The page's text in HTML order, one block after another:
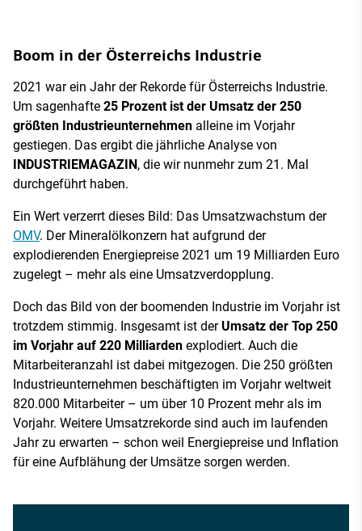
Boom in der Österreichs Industrie
2021 war ein Jahr der Rekorde für Österreichs Industrie.
Um sagenhafte 25 Prozent ist der Umsatz der 250
größten Industrieunternehmen alleine im Vorjahr
gestiegen. Das ergibt die jährliche Analyse von
INDUSTRIEMAGAZIN, die wir nunmehr zum 21. Mal
durchgeführt haben.
Ein Wert verzerrt dieses Bild: Das Umsatzwachstum der
OMV. Der Mineralölkonzern hat aufgrund der
explodierenden Energiepreise 2021 um 19 Milliarden Euro
zugelegt – mehr als eine Umsatzverdopplung.
Doch das Bild von der boomenden Industrie im Vorjahr ist
trotzdem stimmig. Insgesamt ist derUmsatz der Top 250
im Vorjahr auf 220 Milliarden explodiert. Auch die
Mitarbeiteranzahl ist dabei mitgezogen. Die 250 größten
Industrieunternehmen beschäftigten im Vorjahr weltweit
820.000 Mitarbeiter – um über 10 Prozent mehr als im
Vorjahr. Weitere Umsatzrekorde sind auch im laufenden
Jahr zu erwarten – schon weil Energiepreise und Inflation
für eine Aufblähung der Umsätze sorgen werden.